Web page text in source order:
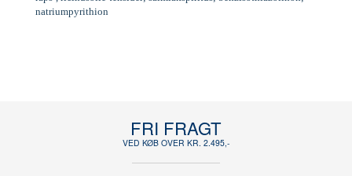
natriumpyrithion
FRI FRAGT
VED KØB OVER KR. 2.495,-